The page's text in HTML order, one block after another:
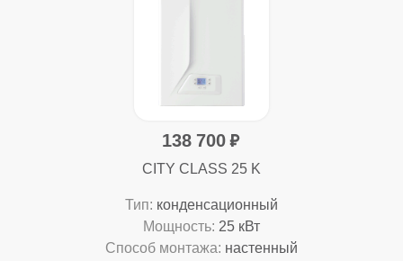
138 700
CITY CLASS 25 K
Тип: конденсационный
Мощность: 25 кВт
Способ монтажа: настенный